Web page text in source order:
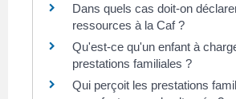
Dans quels cas doit-on
ressources à la Caf ?
Qu'est-ce qu'un enfant à
prestations familiales ?
Qui perçoit les prestations